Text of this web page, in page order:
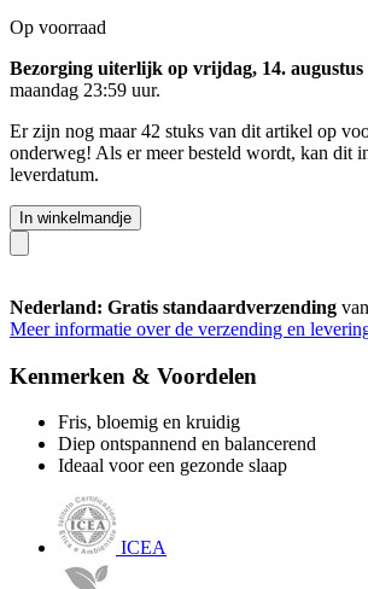
Op voorraad
Bezorging uiterlijk op vrijdag, 14. augustus
maandag 23:59 uur.
Er zijn nog maar 42 stuks van dit artikel op
onderweg! Als er meer besteld wordt, kan dit
leverdatum.
In winkelmandje
Nederland: Gratis standaardverzending
Meer informatie over de verzending en
Kenmerken & Voordelen
Fris, bloemig en kruidig
Diep ontspannend en balancerend
Ideaal voor een gezonde slaap
ICEA